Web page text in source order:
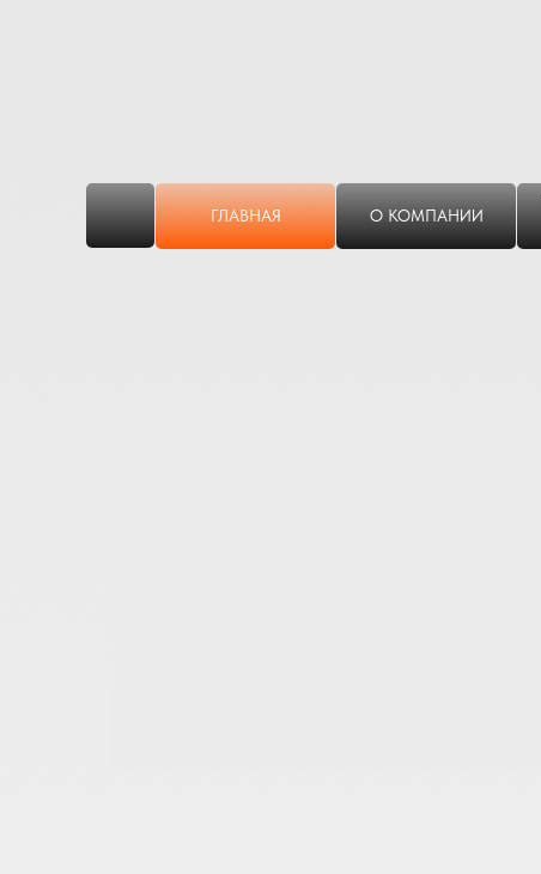
ГЛАВНАЯ О КОМПАНИИ